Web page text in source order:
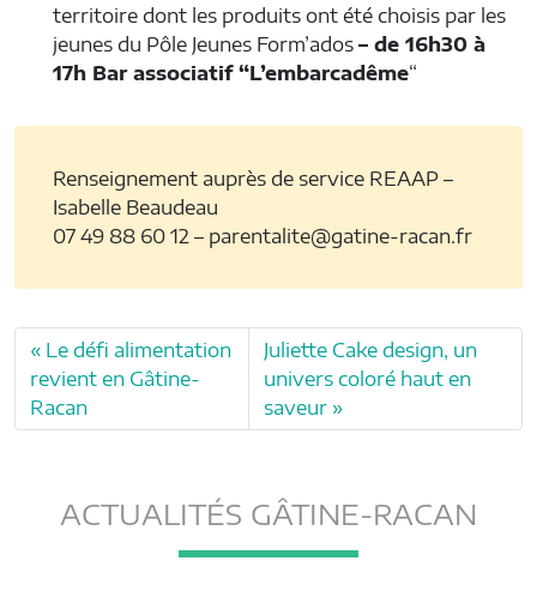
territoire dont les produits ont été choisis par les
jeunes du Pôle Jeunes Form’ados – de 16h30 à
17h Bar associatif “L’embarcadême“
Renseignement auprès de service REAAP –
Isabelle Beaudeau
07 49 88 60 12 – parentalite@gatine-racan.fr
Le défi alimentation
revient en Gâtine-
Racan
Juliette Cake design, un
univers coloré haut en
saveur
ACTUALITÉS GÂTINE-RACAN